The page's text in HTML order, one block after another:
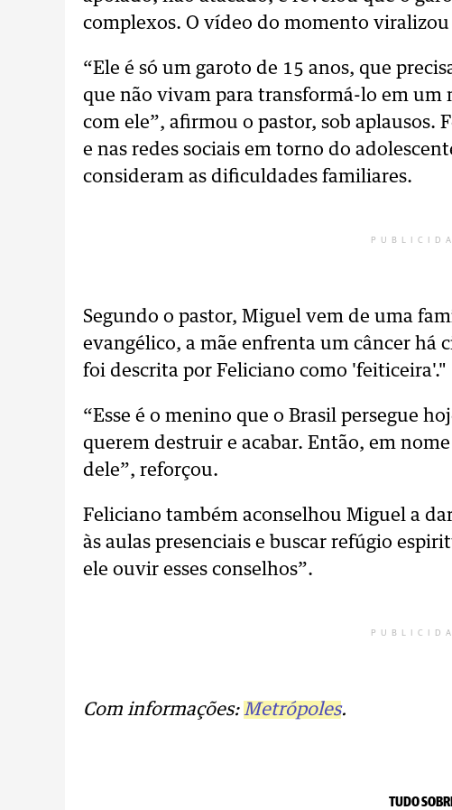
complexos. O vídeo do momento viralizou
“Ele é só um garoto de 15 anos, que
que não vivam para transformá-lo em um
com ele”, afirmou o pastor, sob aplausos.
e nas redes sociais em torno do
consideram as dificuldades familiares.
Segundo o pastor, Miguel vem de uma
evangélico, a mãe enfrenta um câncer há
foi descrita por Feliciano como 'feiticeira'."
“Esse é o menino que o Brasil persegue
querem destruir e acabar. Então, em
dele”, reforçou.
Feliciano também aconselhou Miguel a
às aulas presenciais e buscar refúgio
ele ouvir esses conselhos”.
Com informações: Metrópoles.
TUDO